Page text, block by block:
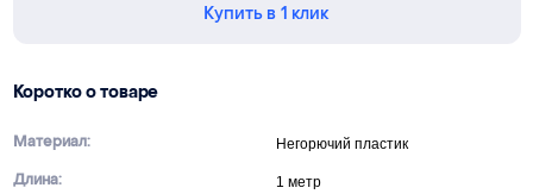
Купить в 1 клик
Коротко о товаре
Материал: Негорючий пластик
Длина: 1 метр